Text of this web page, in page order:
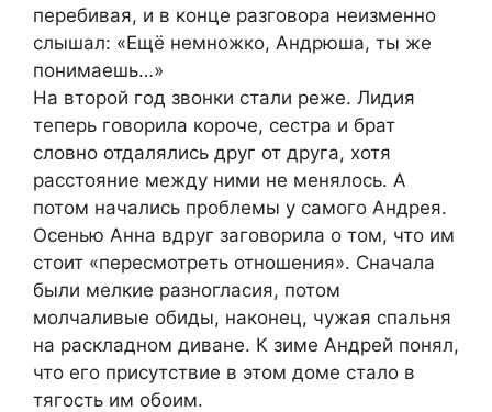
перебивая, и в конце разговора неизменно
слышал: «Ещё немножко, Андрюша, ты же
понимаешь…»
На второй год звонки стали реже. Лидия
теперь говорила короче, сестра и брат
словно отдалялись друг от друга, хотя
расстояние между ними не менялось. А
потом начались проблемы у самого Андрея.
Осенью Анна вдруг заговорила о том, что им
стоит «пересмотреть отношения». Сначала
были мелкие разногласия, потом
молчаливые обиды, наконец, чужая спальня
на раскладном диване. К зиме Андрей понял,
что его присутствие в этом доме стало в
тягость им обоим.